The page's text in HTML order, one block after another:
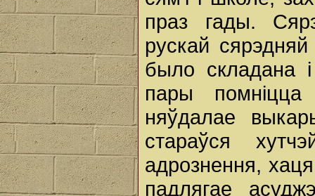
праз гады.
рускай
было складана
пары
няўдалае
стараўся
адрознення,
падлягае